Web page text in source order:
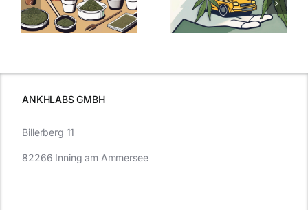
Was Sie über
Cannabis und
müssen
kaufen: Alles
was Sie
ANKHLABS GMBH
Billerberg 11
82266 Inning am Ammersee